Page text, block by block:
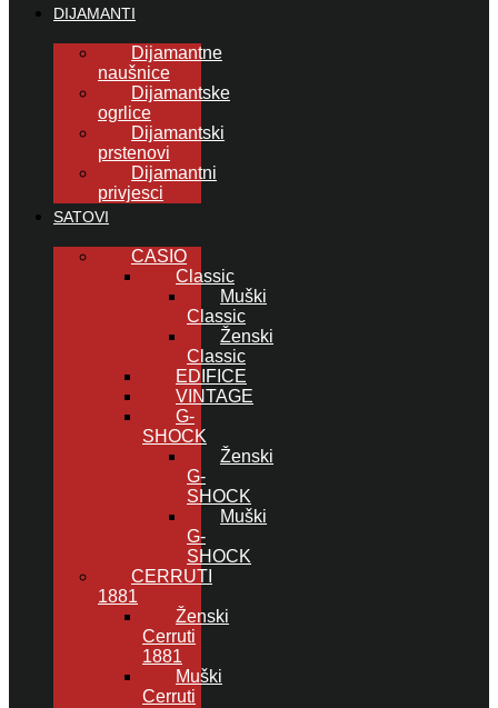
DIJAMANTI
Dijamantne
naušnice
Dijamantske
ogrlice
Dijamantski
prstenovi
Dijamantni
privjesci
SATOVI
CASIO
Classic
Muški
Classic
Ženski
Classic
EDIFICE
VINTAGE
G-
SHOCK
Ženski
G-
SHOCK
Muški
G-
SHOCK
CERRUTI
1881
Ženski
Cerruti
1881
Muški
Cerruti